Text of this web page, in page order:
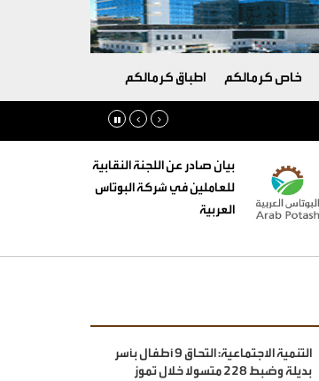
خاص كرمالكم اطباق كرمالكم
بيان صادر عن اللجنة النقابية
للعاملين في شركة البوتاس
العربية
‏التنمية الاجتماعية: التحاق 9 أطفال بأسر
بديلة وضبط 228 متسولا خلال تموز